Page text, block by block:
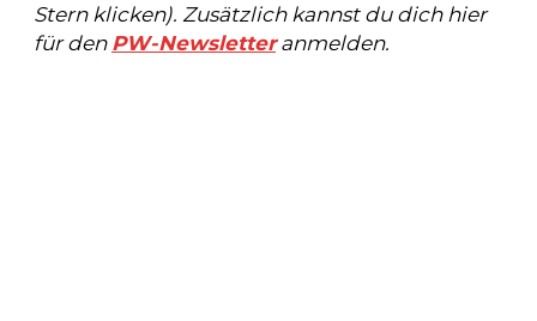
Stern klicken). Zusätzlich kannst du dich hier
für den PW-Newsletteranmelden.